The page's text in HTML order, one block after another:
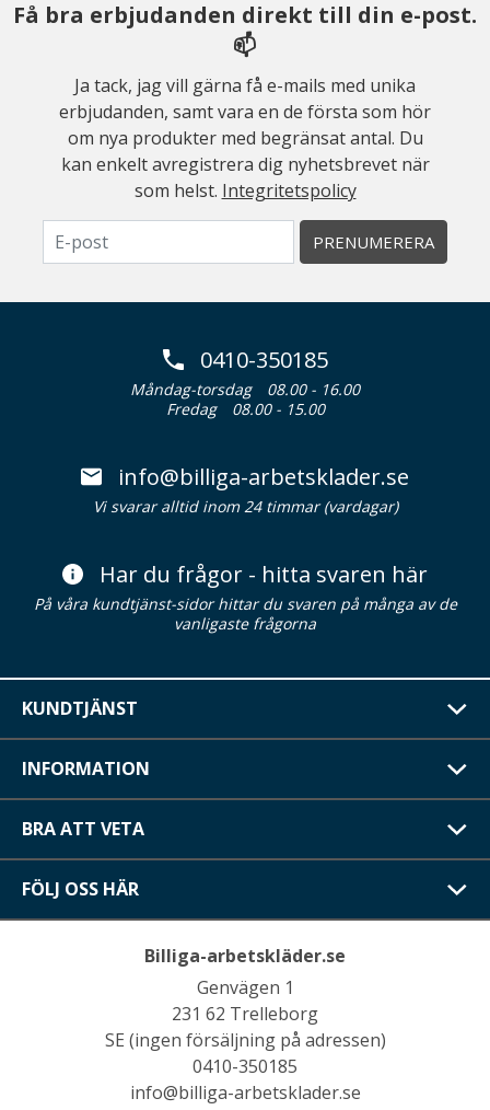
Få bra erbjudanden direkt till din e-post.
📫
Ja tack, jag vill gärna få e-mails med unika
erbjudanden, samt vara en de första som hör
om nya produkter med begränsat antal. Du
kan enkelt avregistrera dig nyhetsbrevet när
som helst. Integritetspolicy
PRENUMERERA
0410-350185
Måndag-torsdag
08.00 - 16.00
Fredag
08.00 - 15.00
info@billiga-arbetsklader.se
Vi svarar alltid inom 24 timmar (vardagar)
Har du frågor - hitta svaren här
På våra kundtjänst-sidor hittar du svaren på många av de
vanligaste frågorna
KUNDTJÄNST
INFORMATION
BRA ATT VETA
FÖLJ OSS HÄR
Billiga-arbetskläder.se
Genvägen 1
231 62 Trelleborg
SE (ingen försäljning på adressen)
0410-350185
info@billiga-arbetsklader.se